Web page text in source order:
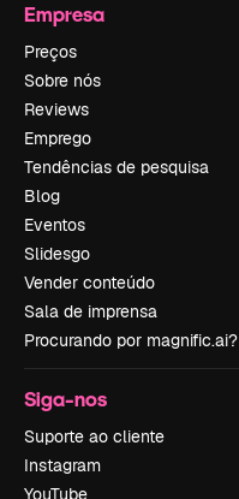
Empresa
Preços
Sobre nós
Reviews
Emprego
Tendências de pesquisa
Blog
Eventos
Slidesgo
Vender conteúdo
Sala de imprensa
Procurando por magnific.ai?
Siga-nos
Suporte ao cliente
Instagram
YouTube